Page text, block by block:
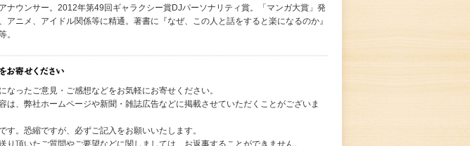
ナウンサー。2012年第49回ギャラクシー賞DJパーソナリティ賞。「マンガ大賞」発
アニメ、アイドル関係等に精通。著書に『なぜ、この人と話をすると楽になるのか』
。
なったご意見・ご感想などをお気軽にお寄せください。
は、弊社ホームページや新聞・雑誌広告などに掲載させていただくことがございま
す。恐縮ですが、必ずご記入をお願いいたします。
り頂いたご質問やご要望などに関しましては、お返事することができません。